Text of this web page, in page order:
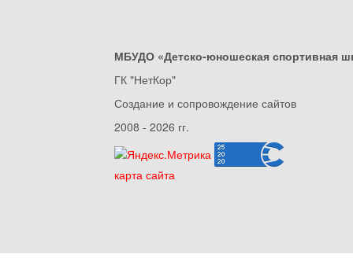
МБУДО «Детско-юношеская спортивная
ГК "НетКор"
Создание и сопровождение сайтов
2008 - 2026 гг.
карта сайта